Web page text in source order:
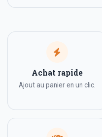
Achat rapide
Ajout au panier en un clic.